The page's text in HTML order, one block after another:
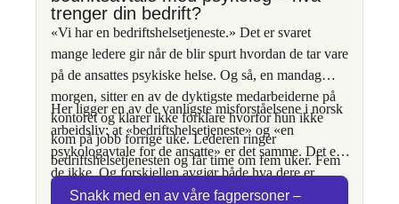
trenger din bedrift?
«Vi har en bedriftshelsetjeneste.» Det er svaret
mange ledere gir når de blir spurt hvordan de tar vare
på de ansattes psykiske helse. Og så, en mandag
morgen, sitter en av de dyktigste medarbeiderne på
kontoret og klarer ikke forklare hvorfor hun ikke
kom på jobb forrige uke. Lederen ringer
bedriftshelsetjenesten og får time om fem uker. Fem
uker er lang tid når noen står i fare for å falle ut.
Her ligger en av de vanligste misforståelsene i norsk
arbeidsliv: at «bedriftshelsetjeneste» og «en
psykologavtale for de ansatte» er det samme. Det er
de ikke. Og forskjellen avgjør både hva dere er
lovpålagt å ha, og hva som faktisk hjelper når det
Snakk med en av våre fagpersoner –